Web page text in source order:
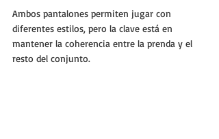
Ambos pantalones permiten jugar con
diferentes estilos, pero la clave está en
mantener la coherencia entre la prenda y el
resto del conjunto.